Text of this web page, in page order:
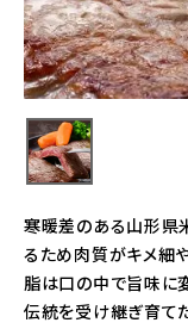
寒暖差のある山形県
るため肉質がキメ細
脂は口の中で旨味に
伝統を受け継ぎ育て